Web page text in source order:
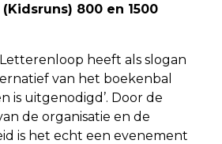
800 en 1500
Letterenloop heeft als slogan
van het boekenbal
is uitgenodigd’. Door de
de organisatie en de
is het echt een evenement